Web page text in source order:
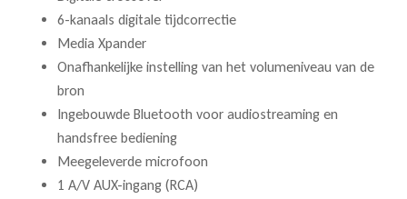
6-kanaals digitale tijdcorrectie
Media Xpander
Onafhankelijke instelling van het volumeniveau van de
bron
Ingebouwde Bluetooth voor audiostreaming en
handsfree bediening
Meegeleverde microfoon
1 A/V AUX-ingang (RCA)